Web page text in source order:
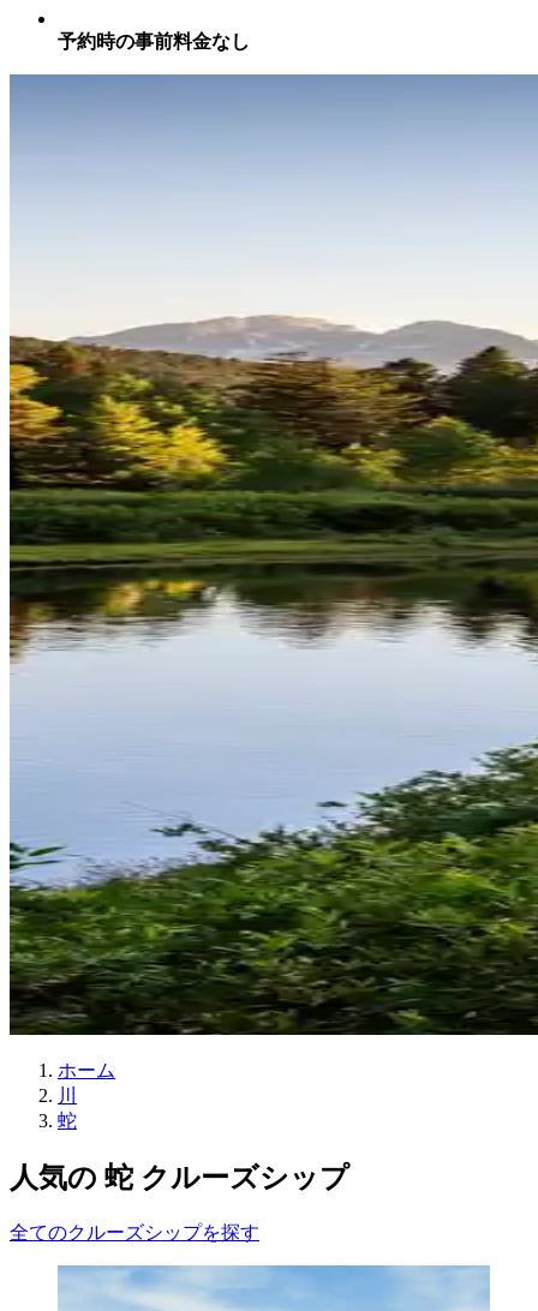
予約時の事前料金なし
ホーム
川
蛇
人気の 蛇 クルーズシップ
全てのクルーズシップを探す